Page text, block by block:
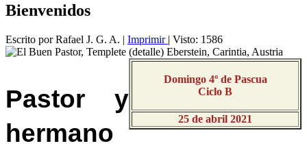
Bienvenidos
Escrito por Rafael J. G. A. | Imprimir | Visto: 1586
Domingo 4º de Pascua
Ciclo B
25 de abril 2021
Pastor y
hermano